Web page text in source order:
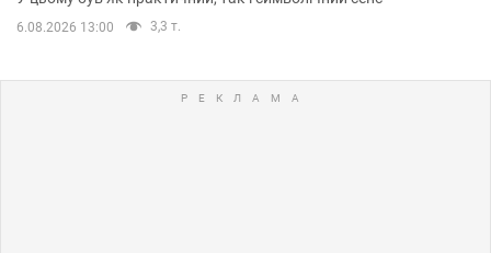
6.08.2026 13:00 3,3 т.